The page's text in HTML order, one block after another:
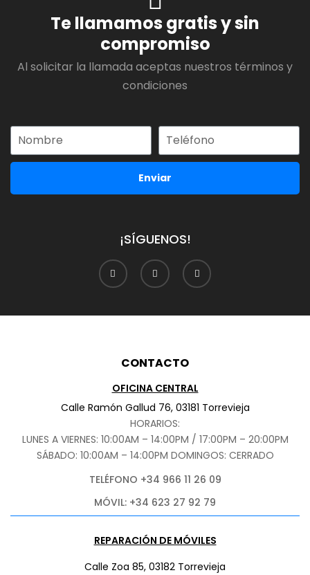
Te llamamos gratis y sin
compromiso
Al solicitar la llamada aceptas nuestros términos y
condiciones
Enviar
¡SÍGUENOS!
CONTACTO
OFICINA CENTRAL
Calle Ramón Gallud 76, 03181 Torrevieja
HORARIOS:
LUNES A VIERNES: 10:00AM – 14:00PM / 17:00PM – 20:00PM
SÁBADO: 10:00AM – 14:00PM DOMINGOS: CERRADO
TELÉFONO +34 966 11 26 09
MÓVIL: +34 623 27 92 79
REPARACIÓN DE MÓVILES
Calle Zoa 85, 03182 Torrevieja